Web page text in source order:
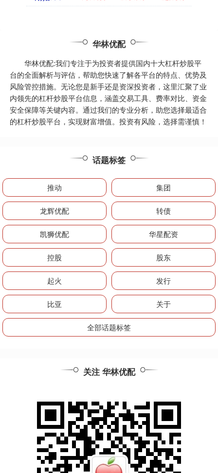
华林优配
华林优配:我们专注于为投资者提供国内十大杠杆炒股平
台的全面解析与评估，帮助您快速了解各平台的特点、优势及
风险管控措施。无论您是新手还是资深投资者，这里汇聚了业
内领先的杠杆炒股平台信息，涵盖交易工具、费率对比、资金
安全保障等关键内容。通过我们的专业分析，助您选择最适合
的杠杆炒股平台，实现财富增值。投资有风险，选择需谨慎！
话题标签
推动 集团
龙辉优配 转债
凯狮优配 华星配资
控股 股东
起火 发行
比亚 关于
全部话题标签
关注 华林优配